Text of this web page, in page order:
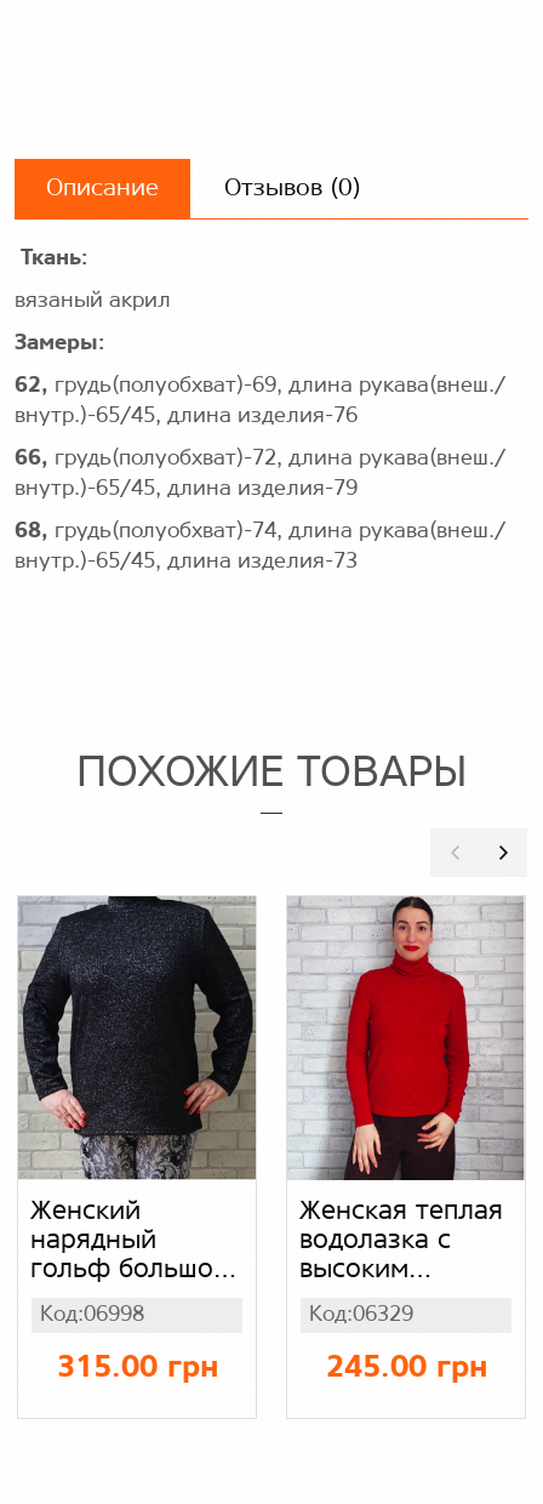
Описание Отзывов (0)
Ткань:
вязаный акрил
Замеры:
62, грудь(полуобхват)-69, длина рукава(внеш./
внутр.)-65/45, длина изделия-76
66, грудь(полуобхват)-72, длина рукава(внеш./
внутр.)-65/45, длина изделия-79
68, грудь(полуобхват)-74, длина рукава(внеш./
внутр.)-65/45, длина изделия-73
ПОХОЖИЕ ТОВАРЫ
Женский
нарядный
гольф большого
размера батал,
водолазка
черная с
ворот стойка
Код:06998
315.00 грн
Женская теплая
водолазка с
высоким
воротом
вязаная
бордовая с
стрейч вязка
Код:06329
245.00 грн